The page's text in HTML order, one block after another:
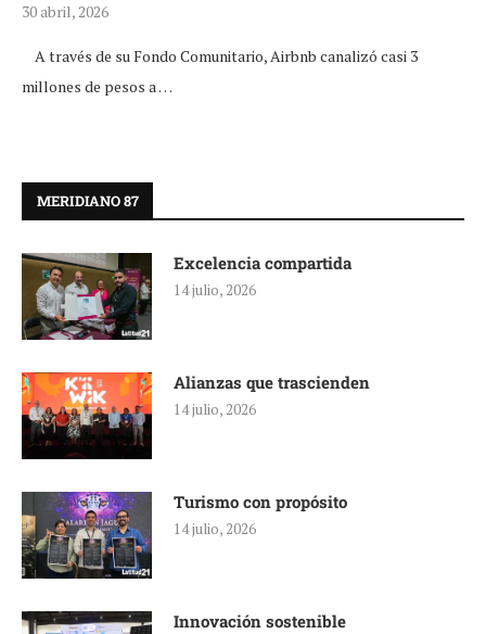
30 abril, 2026
A través de su Fondo Comunitario, Airbnb canalizó casi 3
millones de pesos a …
MERIDIANO 87
Excelencia compartida
14 julio, 2026
Alianzas que trascienden
14 julio, 2026
Turismo con propósito
14 julio, 2026
Innovación sostenible